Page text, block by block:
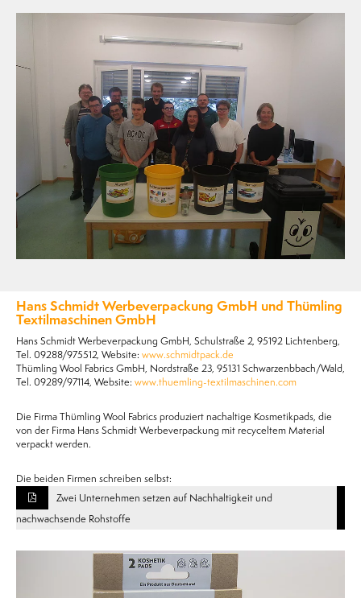
Hans Schmidt Werbeverpackung GmbH und Thümling
Textilmaschinen GmbH
Hans Schmidt Werbeverpackung GmbH, Schulstraße 2, 95192 Lichtenberg,
Tel. 09288/975512, Website: www.schmidtpack.de
Thümling Wool Fabrics GmbH, Nordstraße 23, 95131 Schwarzenbbach/Wald,
Tel. 09289/97114, Website: www.thuemling-textilmaschinen.com
Die Firma Thümling Wool Fabrics produziert nachaltige Kosmetikpads, die
von der Firma Hans Schmidt Werbeverpackung mit recyceltem Material
verpackt werden.
Die beiden Firmen schreiben selbst:
Zwei Unternehmen setzen auf Nachhaltigkeit und
nachwachsende Rohstoffe